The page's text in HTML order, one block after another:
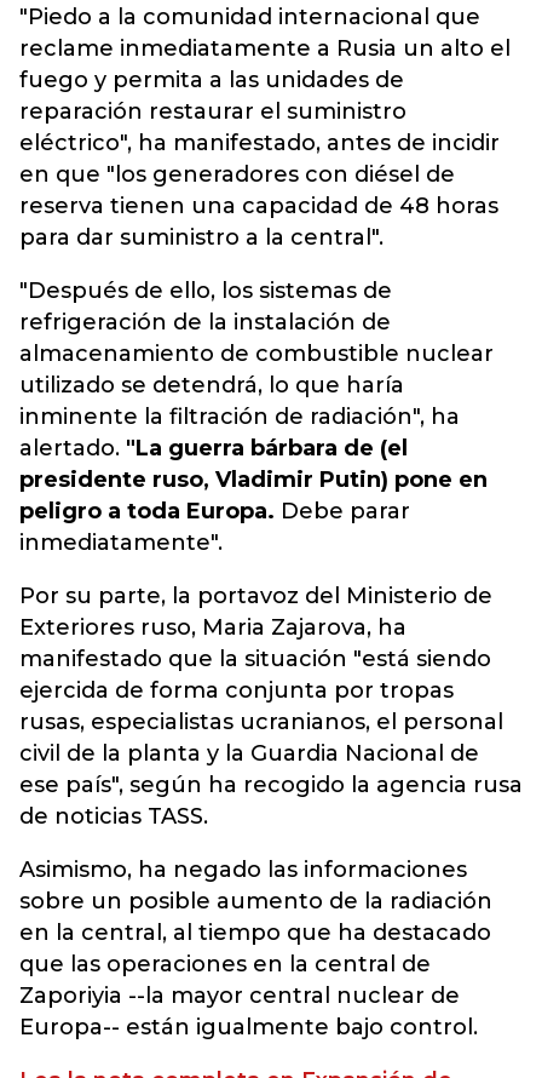
"Piedo a la comunidad internacional que
reclame inmediatamente a Rusia un alto el
fuego y permita a las unidades de
reparación restaurar el suministro
eléctrico", ha manifestado, antes de incidir
en que "los generadores con diésel de
reserva tienen una capacidad de 48 horas
para dar suministro a la central".
"Después de ello, los sistemas de
refrigeración de la instalación de
almacenamiento de combustible nuclear
utilizado se detendrá, lo que haría
inminente la filtración de radiación", ha
alertado. "La guerra bárbara de (el
presidente ruso, Vladimir Putin) pone en
peligro a toda Europa. Debe parar
inmediatamente".
Por su parte, la portavoz del Ministerio de
Exteriores ruso, Maria Zajarova, ha
manifestado que la situación "está siendo
ejercida de forma conjunta por tropas
rusas, especialistas ucranianos, el personal
civil de la planta y la Guardia Nacional de
ese país", según ha recogido la agencia rusa
de noticias TASS.
Asimismo, ha negado las informaciones
sobre un posible aumento de la radiación
en la central, al tiempo que ha destacado
que las operaciones en la central de
Zaporiyia --la mayor central nuclear de
Europa-- están igualmente bajo control.